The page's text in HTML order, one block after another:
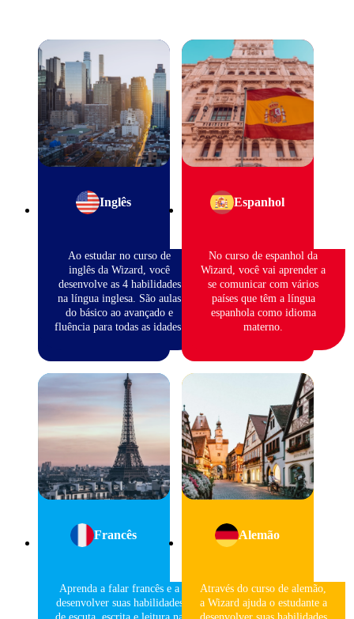
Inglês
Ao estudar no curso de
inglês da Wizard, você
desenvolve as 4 habilidades
na língua inglesa. São aulas
do básico ao avançado e
fluência para todas as idades.
Espanhol
No curso de espanhol da
Wizard, você vai aprender a
se comunicar com vários
países que têm a língua
espanhola como idioma
materno.
Francês
Aprenda a falar francês e a
desenvolver suas habilidades
Alemão
Através do curso de alemão,
a Wizard ajuda o estudante a